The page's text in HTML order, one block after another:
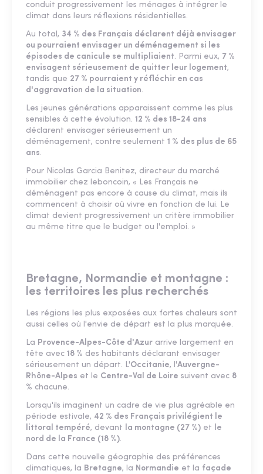
conduit progressivement les ménages à intégrer le
climat dans leurs réflexions résidentielles.
Au total, 34 % des Français déclarent déjà envisager
ou pourraient envisager un déménagement si les
épisodes de canicule se multipliaient. Parmi eux, 7 %
envisagent sérieusement de quitter leur logement,
tandis que 27 % pourraient y réfléchir en cas
d'aggravation de la situation.
Les jeunes générations apparaissent comme les plus
sensibles à cette évolution. 12 % des 18-24 ans
déclarent envisager sérieusement un
déménagement, contre seulement 1 % des plus de 65
ans.
Pour Nicolas Garcia Benitez, directeur du marché
immobilier chez leboncoin, « Les Français ne
déménagent pas encore à cause du climat, mais ils
commencent à choisir où vivre en fonction de lui. Le
climat devient progressivement un critère immobilier
au même titre que le budget ou l'emploi. »
Bretagne, Normandie et montagne :
les territoires les plus recherchés
Les régions les plus exposées aux fortes chaleurs sont
aussi celles où l'envie de départ est la plus marquée.
La Provence-Alpes-Côte d'Azur arrive largement en
tête avec 18 % des habitants déclarant envisager
sérieusement un départ. L'Occitanie, l'Auvergne-
Rhône-Alpes et le Centre-Val de Loire suivent avec 8
% chacune.
Lorsqu'ils imaginent un cadre de vie plus agréable en
période estivale, 42 % des Français privilégient le
littoral tempéré, devant la montagne (27 %) et le
nord de la France (18 %).
Dans cette nouvelle géographie des préférences
climatiques, la Bretagne, la Normandie et la façade